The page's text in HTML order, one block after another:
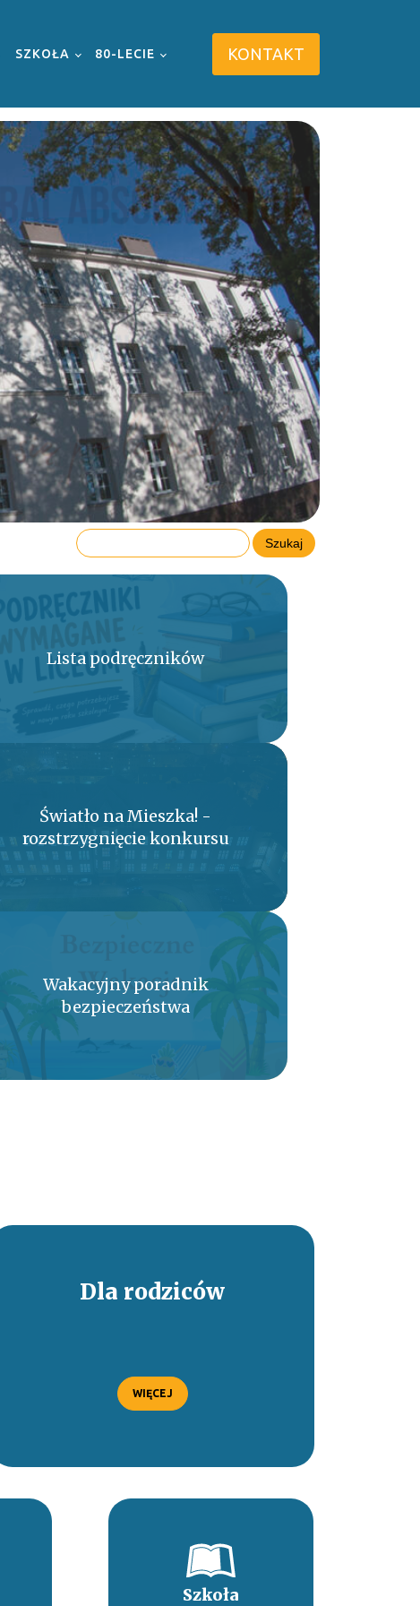
SZKOŁA 80-LECIE KONTAKT
Lista podręczników
Światło na Mieszka! -
rozstrzygnięcie konkursu
Wakacyjny poradnik
bezpieczeństwa
Dla rodziców
WIĘCEJ
Szkoła